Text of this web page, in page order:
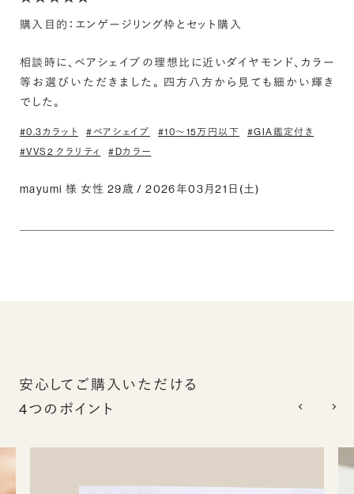
購入目的：エンゲージリング枠とセット購入
相談時に、ペアシェイプの理想比に近いダイヤモンド、カラー
等お選びいただきました。 四方八方から見ても細かい輝き
でした。
#0.3カラット #ペアシェイプ #10〜15万円以下
#GIA鑑定付き
#VVS2 クラリティ
#Dカラー
mayumi 様 女性 29歳 / 2026年03月21日(土)
安心してご購入いただける
4つのポイント